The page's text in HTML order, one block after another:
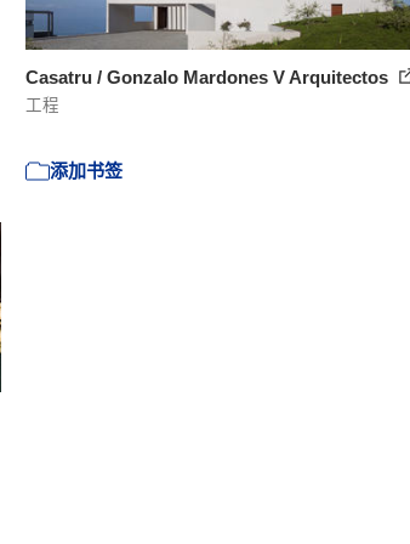
Casatru / Gonzalo Mardones V Arquitectos
工程
添加书签